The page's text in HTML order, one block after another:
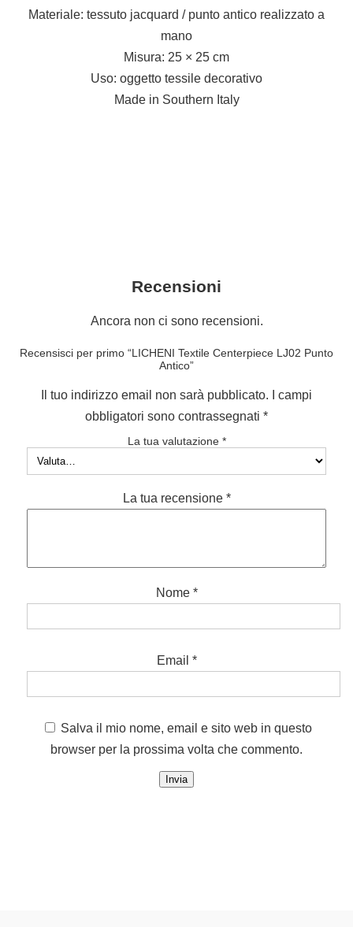
Materiale: tessuto jacquard / punto antico realizzato a
mano
Misura: 25 × 25 cm
Uso: oggetto tessile decorativo
Made in Southern Italy
Recensioni
Ancora non ci sono recensioni.
Recensisci per primo “LICHENI Textile Centerpiece LJ02 Punto
Antico”
Il tuo indirizzo email non sarà pubblicato.
I campi
obbligatori sono contrassegnati *
La tua valutazione *
La tua recensione *
Nome *
Email *
Salva il mio nome, email e sito web in questo
browser per la prossima volta che commento.